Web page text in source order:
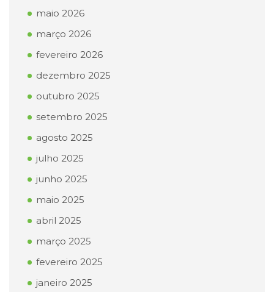
maio 2026
março 2026
fevereiro 2026
dezembro 2025
outubro 2025
setembro 2025
agosto 2025
julho 2025
junho 2025
maio 2025
abril 2025
março 2025
fevereiro 2025
janeiro 2025